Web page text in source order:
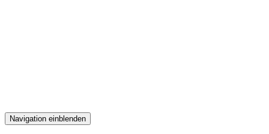
Navigation einblenden